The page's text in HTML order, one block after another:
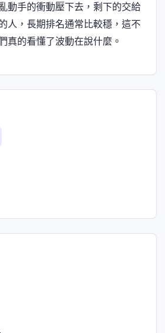
動手的衝動壓下去，剩下的交給
人，長期排名通常比較穩，這不
真的看懂了波動在說什麼。